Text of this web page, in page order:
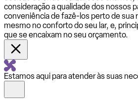
consideração a qualidade dos nossos
conveniência de fazê-los perto de sua
mesmo no conforto do seu lar, e,
que se encaixam no seu orçamento.
Estamos aqui para atender às suas